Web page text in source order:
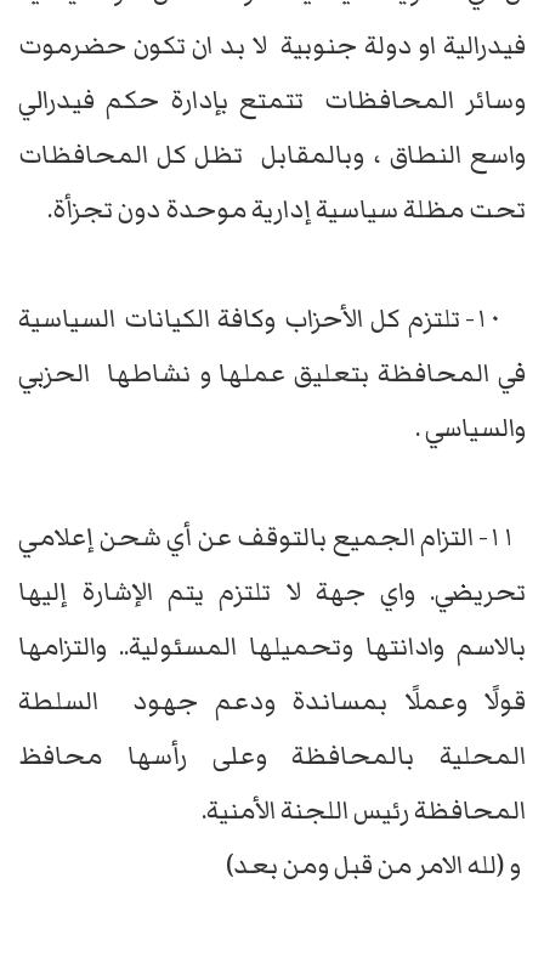
فيدرالية او دولة جنوبية لا بد ان تكون حضرموت
وسائر المحافظات تتمتع بإدارة حكم فيدرالي
واسع النطاق ، وبالمقابل تظل كل المحافظات
تحت مظلة سياسية إدارية موحدة دون تجزأة.
١٠- تلتزم كل الأحزاب وكافة الكيانات السياسية
في المحافظة بتعليق عملها و نشاطها الحزبي
والسياسي .
١١- التزام الجميع بالتوقف عن أي شحن إعلامي
تحريضي. واي جهة لا تلتزم يتم الإشارة إليها
بالاسم وادانتها وتحميلها المسئولية.. والتزامها
قولًا وعملًا بمساندة ودعم جهود السلطة
المحلية بالمحافظة وعلى رأسها محافظ
المحافظة رئيس اللجنة الأمنية.
و (لله الامر من قبل ومن بعد)